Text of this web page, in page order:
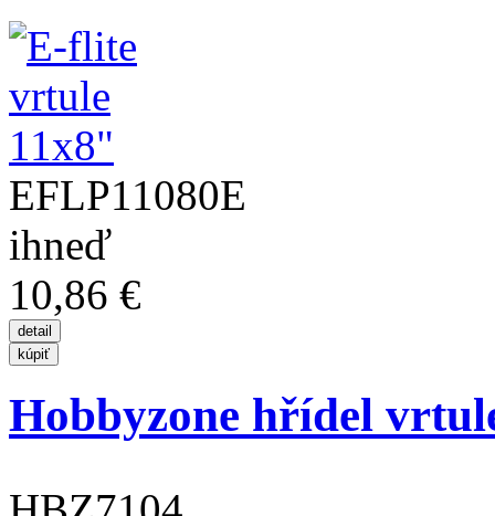
EFLP11080E
ihneď
10,86 €
Hobbyzone hřídel